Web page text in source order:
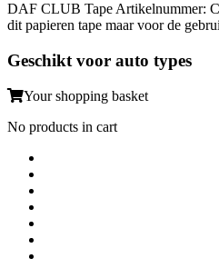
DAF CLUB Tape Artikelnummer:
dit papieren tape maar voor de
Geschikt voor auto types
Your shopping basket
No products in cart